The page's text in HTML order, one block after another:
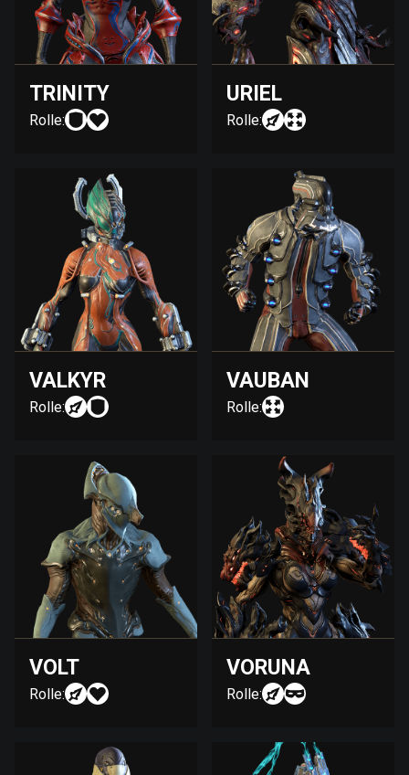
TRINITY
Rolle:
URIEL
Rolle:
VALKYR
Rolle:
VAUBAN
Rolle:
VOLT
Rolle:
VORUNA
Rolle: